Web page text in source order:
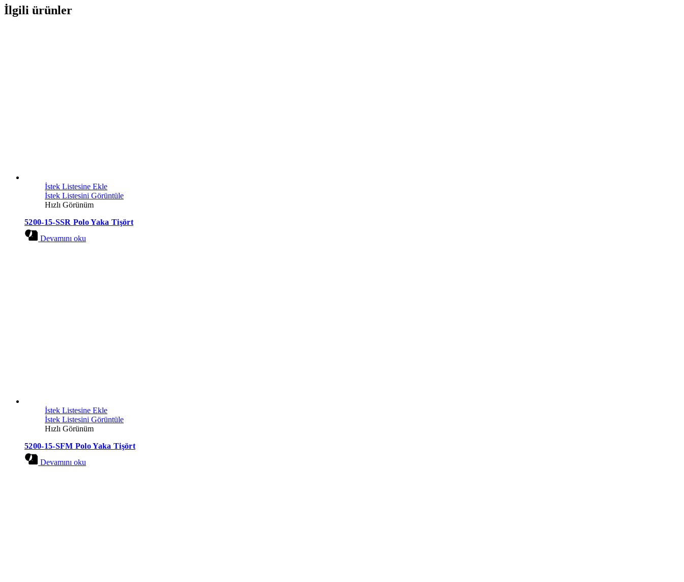
İlgili ürünler
İstek Listesine Ekle
İstek Listesini Görüntüle
Hızlı Görünüm
5200-15-SSR Polo Yaka Tişört
Devamını oku
İstek Listesine Ekle
İstek Listesini Görüntüle
Hızlı Görünüm
5200-15-SFM Polo Yaka Tişört
Devamını oku